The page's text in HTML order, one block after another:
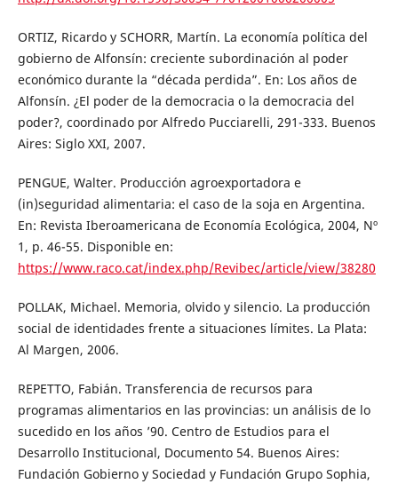
ORTIZ, Ricardo y SCHORR, Martín. La economía política del
gobierno de Alfonsín: creciente subordinación al poder
económico durante la “década perdida”. En: Los años de
Alfonsín. ¿El poder de la democracia o la democracia del
poder?, coordinado por Alfredo Pucciarelli, 291-333. Buenos
Aires: Siglo XXI, 2007.
PENGUE, Walter. Producción agroexportadora e
(in)seguridad alimentaria: el caso de la soja en Argentina.
En: Revista Iberoamericana de Economía Ecológica, 2004, Nº
1, p. 46-55. Disponible en:
https://www.raco.cat/index.php/Revibec/article/view/38280
POLLAK, Michael. Memoria, olvido y silencio. La producción
social de identidades frente a situaciones límites. La Plata:
Al Margen, 2006.
REPETTO, Fabián. Transferencia de recursos para
programas alimentarios en las provincias: un análisis de lo
sucedido en los años ’90. Centro de Estudios para el
Desarrollo Institucional, Documento 54. Buenos Aires:
Fundación Gobierno y Sociedad y Fundación Grupo Sophia,